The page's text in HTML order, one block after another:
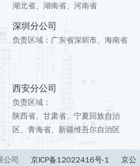
湖北省、湖南省、河南省
深圳分公司
负责区域： 广东省深圳市、海南省
西安分公司
负责区域：
陕西省、甘肃省、宁夏回族自治
区、青海省、新疆维吾尔自治区
限公司 京ICP备12022416号-1
京公